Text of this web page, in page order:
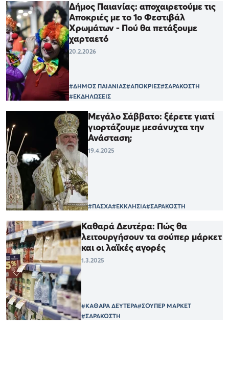
Δήμος Παιανίας: αποχαιρετούμε τις
Αποκριές με το 1ο Φεστιβάλ
Χρωμάτων - Πού θα πετάξουμε
χαρταετό
20.2.2026
#ΔΗΜΟΣ ΠΑΙΑΝΙΑΣ#ΑΠΟΚΡΙΕΣ#ΣΑΡΑΚΟΣΤΗ
#ΕΚΔΗΛΩΣΕΙΣ
Μεγάλο Σάββατο: ξέρετε γιατί
γιορτάζουμε μεσάνυχτα την
Ανάσταση;
19.4.2025
#ΠΑΣΧΑ#ΕΚΚΛΗΣΙΑ#ΣΑΡΑΚΟΣΤΗ
Καθαρά Δευτέρα: Πώς θα
λειτουργήσουν τα σούπερ μάρκετ
και οι λαϊκές αγορές
1.3.2025
#ΚΑΘΑΡΑ ΔΕΥΤΕΡΑ#ΣΟΥΠΕΡ ΜΑΡΚΕΤ
#ΣΑΡΑΚΟΣΤΗ